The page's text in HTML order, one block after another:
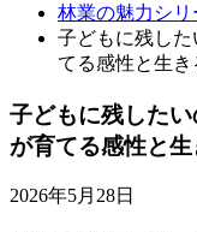
林業の魅力シリ
子どもに残し
てる感性と生き
子どもに残した
が育てる感性と生
2026年5月28日